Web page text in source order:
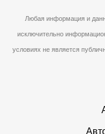
Любая информация и
исключительно
условиях не является